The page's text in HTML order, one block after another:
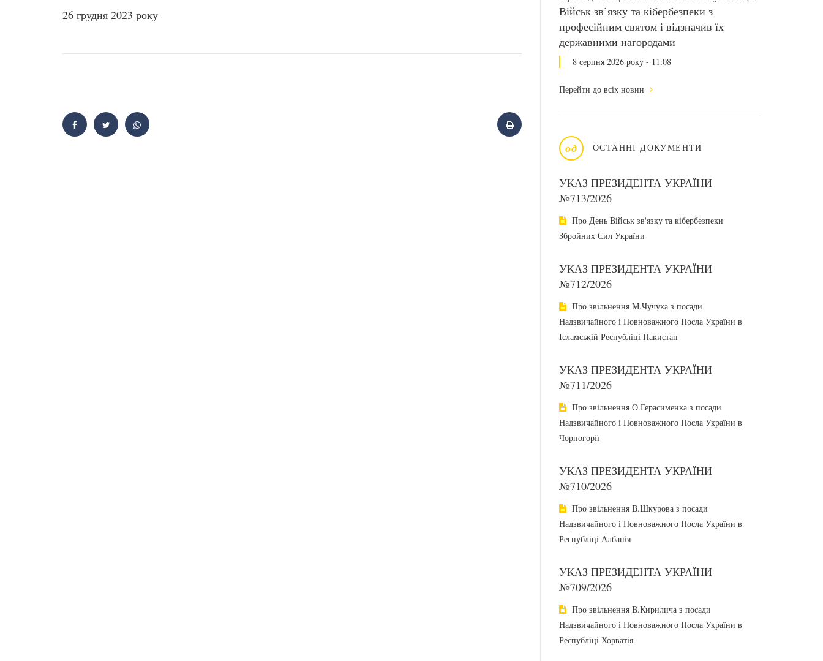
Військ зв’язку та кібербезпеки з
професійним святом і відзначив їх
державними нагородами
8 серпня 2026 року - 11:08
Перейти до всіх новин
од ОСТАННІ ДОКУМЕНТИ
УКАЗ ПРЕЗИДЕНТА УКРАЇНИ
№713/2026
Про День Військ зв'язку та кібербезпеки
Збройних Сил України
УКАЗ ПРЕЗИДЕНТА УКРАЇНИ
№712/2026
Про звільнення М.Чучука з посади
Надзвичайного і Повноважного Посла України в
Ісламській Республіці Пакистан
УКАЗ ПРЕЗИДЕНТА УКРАЇНИ
№711/2026
Про звільнення О.Герасименка з посади
Надзвичайного і Повноважного Посла України в
Чорногорії
УКАЗ ПРЕЗИДЕНТА УКРАЇНИ
№710/2026
Про звільнення В.Шкурова з посади
Надзвичайного і Повноважного Посла України в
Республіці Албанія
УКАЗ ПРЕЗИДЕНТА УКРАЇНИ
№709/2026
Про звільнення В.Кирилича з посади
Надзвичайного і Повноважного Посла України в
Республіці Хорватія
26 грудня 2023 року